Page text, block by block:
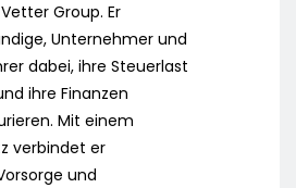
Group. Er
Unternehmer und
dabei, ihre Steuerlast
ihre Finanzen
Mit einem
verbindet er
und